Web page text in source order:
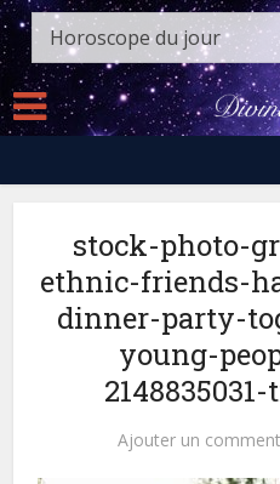
stock-photo-
ethnic-friends-
dinner-party-
young-
Ajouter un